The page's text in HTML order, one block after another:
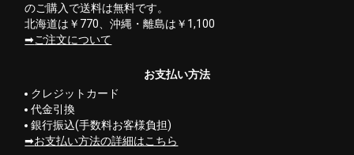
のご購入で送料は無料です。
北海道は￥770、沖縄・離島は￥1,100
ご注文について
お支払い方法
クレジットカード
代金引換
銀行振込(手数料お客様負担)
お支払い方法の詳細はこちら